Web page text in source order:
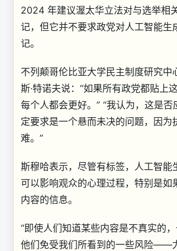
2024 年建议渥太华立法对与选举相
记，但它并不要求政党对人工智能生
记。
不列颠哥伦比亚大学民主制度研究中
斯·特诺夫说：“如果所有政党都贴上
每个人都会更好。” “我认为，这是否
定要求是一个悬而未决的问题，因为
难。”
斯穆哈表示，尽管有标签，人工智能
可以影响观众的心理过程，特别是如
内容的信息。
“即使人们知道某些内容是不真实的
他们免受我们所看到的一些风险——